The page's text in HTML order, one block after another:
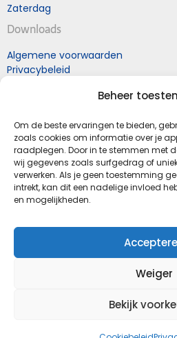
Beheer
Om de beste ervaringen te bieden,
zoals cookies om informatie over je
raadplegen. Door in te stemmen met
wij gegevens zoals surfgedrag of
verwerken. Als je geen toestemming
intrekt, kan dit een nadelige invloed
en mogelijkheden.
Weiger
Bekijk
Zaterdag
Downloads
Algemene voorwaarden
Privacybeleid
Schoenhandel en
Kapelstraat 11
4841 GE Prinsenbeek
T.076-5414268
Gratis parkeren ( blauwe kaart)